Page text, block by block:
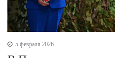
5 февраля 2026